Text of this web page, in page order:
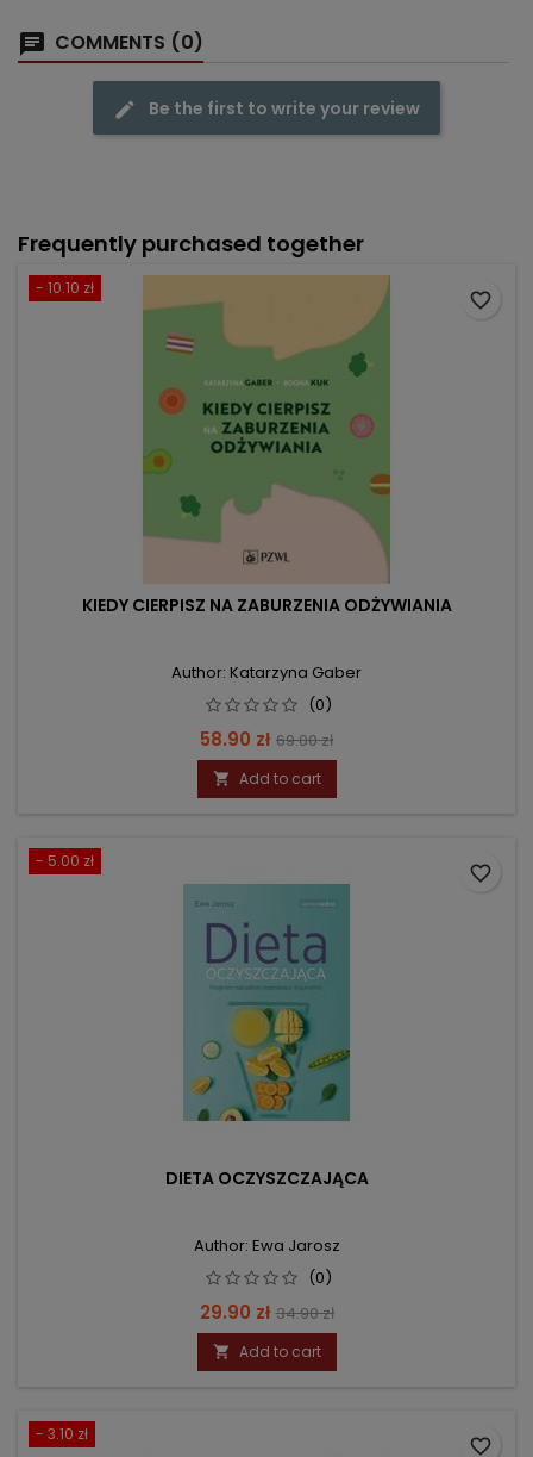
COMMENTS (0)
Be the first to write your review
Frequently purchased together
- 10.10 zł
KIEDY CIERPISZ NA ZABURZENIA ODŻYWIANIA
Author: Katarzyna Gaber
(0)
Price
58.90 zł Regular
price
69.00 zł
 Add to cart
favorite_border
- 5.00 zł
DIETA OCZYSZCZAJĄCA
Author: Ewa Jarosz
(0)
Price
29.90 zł Regular
price
34.90 zł
 Add to cart
favorite_border
- 3.10 zł
favorite_border